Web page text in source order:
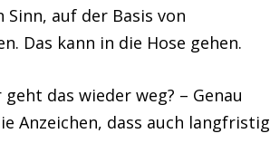
auf der Basis von
Das kann in die Hose gehen.
das wieder weg? – Genau
Anzeichen, dass auch langfristig